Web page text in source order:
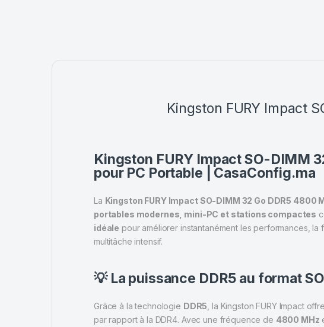
Kingston FURY Impact
Kingston FURY Impact SO-DIMM
pour PC Portable | CasaConfig.ma
La Kingston FURY Impact SO-DIMM 32 Go DDR5 4800
portables modernes, mini-PC et stations compactes
idéale pour améliorer instantanément les performances,
multitâche intensif.
💡 La puissance DDR5 au format
Grâce à la technologie DDR5 , la Kingston FURY Impact
par rapport à la DDR4. Avec une fréquence de 4800 MHz